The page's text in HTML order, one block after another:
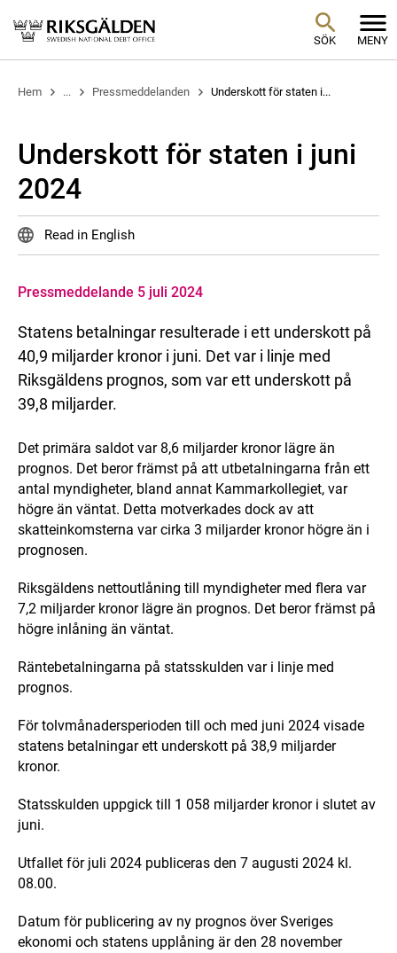
SÖK MENY
Hem ... Pressmeddelanden Underskott för staten i...
Underskott för staten i juni
2024
Read in English
Pressmeddelande 5 juli 2024
Statens betalningar resulterade i ett underskott på
40,9 miljarder kronor i juni. Det var i linje med
Riksgäldens prognos, som var ett underskott på
39,8 miljarder.
Det primära saldot var 8,6 miljarder kronor lägre än
prognos. Det beror främst på att utbetalningarna från ett
antal myndigheter, bland annat Kammarkollegiet, var
högre än väntat. Detta motverkades dock av att
skatteinkomsterna var cirka 3 miljarder kronor högre än i
prognosen.
Riksgäldens nettoutlåning till myndigheter med flera var
7,2 miljarder kronor lägre än prognos. Det beror främst på
högre inlåning än väntat.
Räntebetalningarna på statsskulden var i linje med
prognos.
För tolvmånadersperioden till och med juni 2024 visade
statens betalningar ett underskott på 38,9 miljarder
kronor.
Statsskulden uppgick till 1 058 miljarder kronor i slutet av
juni.
Utfallet för juli 2024 publiceras den 7 augusti 2024 kl.
08.00.
Datum för publicering av ny prognos över Sveriges
ekonomi och statens upplåning är den 28 november